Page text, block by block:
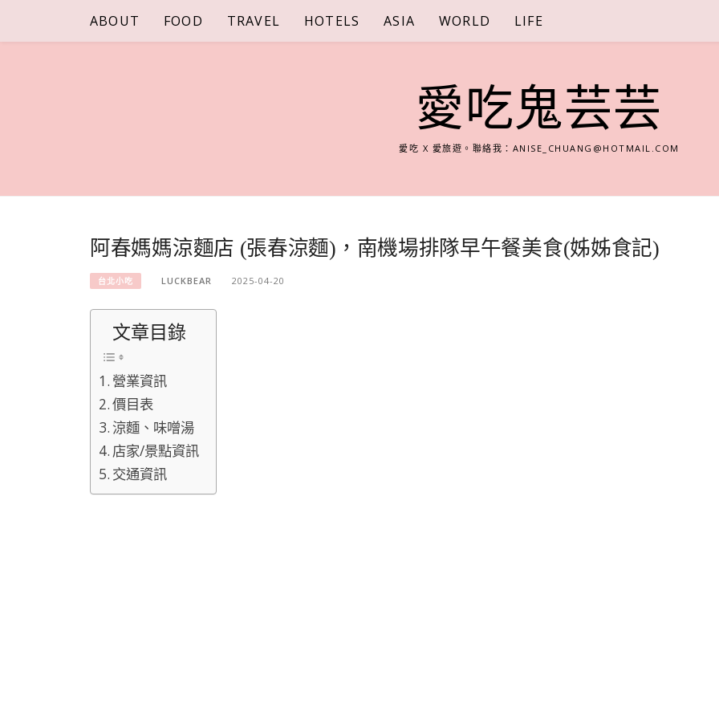
content
ABOUT FOOD TRAVEL HOTELS ASIA WORLD LIFE
愛吃鬼芸芸
愛吃 X 愛旅遊。聯絡我： ANISE_CHUANG@HOTMAIL.COM
阿春媽媽涼麵店 (張春涼麵)，南機場排隊早午餐美食(姊姊食記)
台北小吃 LUCKBEAR 2025-04-20
文章目錄
營業資訊
價目表
涼麵、味噌湯
店家/景點資訊
交通資訊